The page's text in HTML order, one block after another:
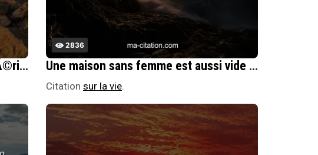
Chez un comÃ©dien, l'homme extÃ©rieur doit Ãªtre passionnÃ© et l'homme intÃ©rieur, maÃ®tre de lui.
2836
Une maison sans femme est aussi vide qu'un Ã©crin Ã bijoux.
Citation sur la vie.